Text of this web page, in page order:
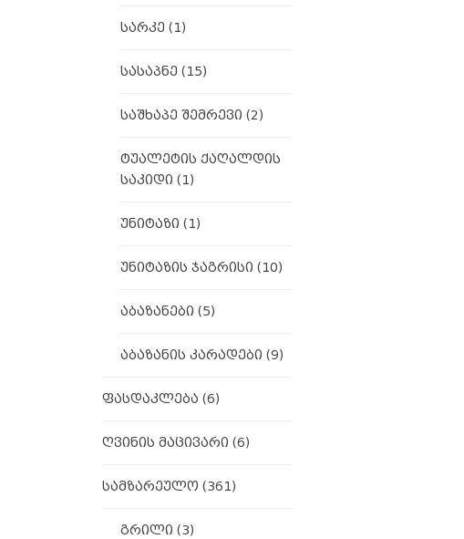
სარკე (1)
სასაპნე (15)
საშხაპე შემრევი (2)
ტუალეტის ქაღალდის
საკიდი (1)
უნიტაზი (1)
უნიტაზის ჯაგრისი (10)
აბაზანები (5)
აბაზანის კარადები (9)
ფასდაკლება (6)
ღვინის მაცივარი (6)
სამზარეულო (361)
გრილი (3)